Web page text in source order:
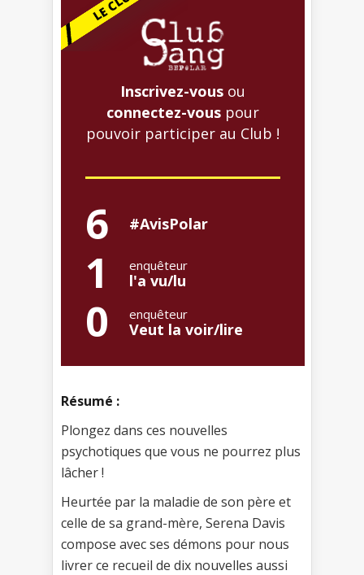
Inscrivez-vous ou
connectez-vous pour
pouvoir participer au Club !
6 #AvisPolar
1 enquêteur
l'a vu/lu
0 enquêteur
Veut la voir/lire
Résumé :
Plongez dans ces nouvelles
psychotiques que vous ne pourrez plus
lâcher !
Heurtée par la maladie de son père et
celle de sa grand-mère, Serena Davis
compose avec ses démons pour nous
livrer ce recueil de dix nouvelles aussi